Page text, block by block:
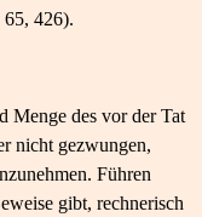
426).
Menge des vor der Tat
nicht gezwungen,
Führen
gibt, rechnerisch